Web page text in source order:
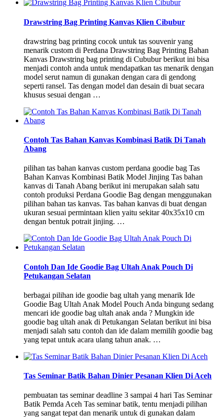
Drawstring Bag Printing Kanvas Klien Cibubur
drawstring bag printing cocok untuk tas souvenir yang
menarik custom di Perdana Drawstring Bag Printing Bahan
Kanvas Drawstring bag printing di Cububur berikut ini bisa
menjadi contoh anda untuk mendapatkan tas menarik dengan
model serut namun di gunakan dengan cara di gendong
seperti ransel. Tas dengan model dan desain di buat secara
khusus sesuai dengan …
Contoh Tas Bahan Kanvas Kombinasi Batik Di Tanah
Abang
pilihan tas bahan kanvas custom perdana goodie bag Tas
Bahan Kanvas Kombinasi Batik Model Jinjing Tas bahan
kanvas di Tanah Abang berikut ini merupakan salah satu
contoh produksi Perdana Goodie Bag dengan menggunakan
pilihan bahan tas kanvas. Tas bahan kanvas di buat dengan
ukuran sesuai permintaan klien yaitu sekitar 40x35x10 cm
dengan bentuk potrait jinjing. …
Contoh Dan Ide Goodie Bag Ultah Anak Pouch Di
Petukangan Selatan
berbagai pilihan ide goodie bag ultah yang menarik Ide
Goodie Bag Ultah Anak Model Pouch Anda bingung sedang
mencari ide goodie bag ultah anak anda ? Mungkin ide
goodie bag ultah anak di Petukangan Selatan berikut ini bisa
menjadi salah satu contoh dan ide dalam memilih goodie bag
yang tepat untuk acara ulang tahun anak. …
Tas Seminar Batik Bahan Dinier Pesanan Klien Di Aceh
pembuatan tas seminar deadline 3 sampai 4 hari Tas Seminar
Batik Pemda Aceh Tas seminar batik, tentu menjadi pilihan
yang sangat tepat dan menarik untuk di gunakan dalam